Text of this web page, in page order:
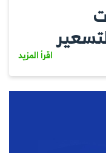
اقرأ المزيد